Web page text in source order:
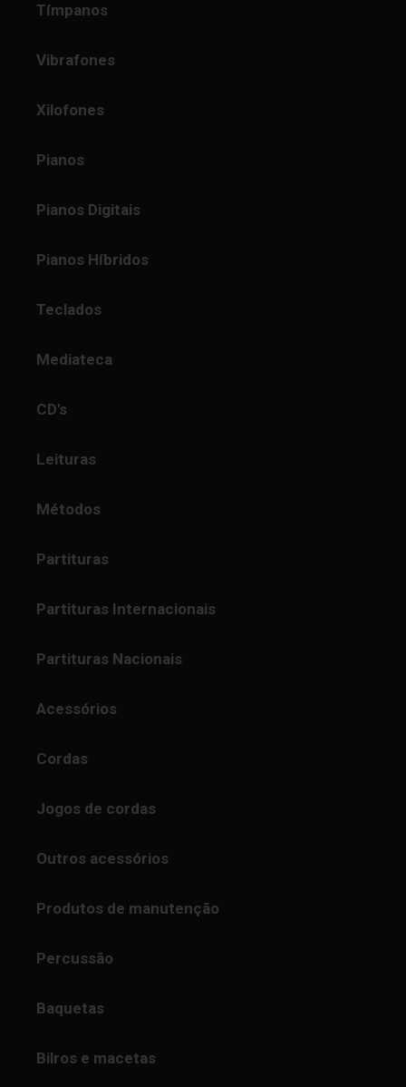
Tímpanos
Vibrafones
Xilofones
Pianos
Pianos Digitais
Pianos Híbridos
Teclados
Mediateca
CD's
Leituras
Métodos
Partituras
Partituras Internacionais
Partituras Nacionais
Acessórios
Cordas
Jogos de cordas
Outros acessórios
Produtos de manutenção
Percussão
Baquetas
Bilros e macetas